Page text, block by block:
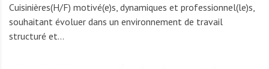
Cuisinières(H/F) motivé(e)s, dynamiques et professionnel(le)s,
souhaitant évoluer dans un environnement de travail
structuré et…